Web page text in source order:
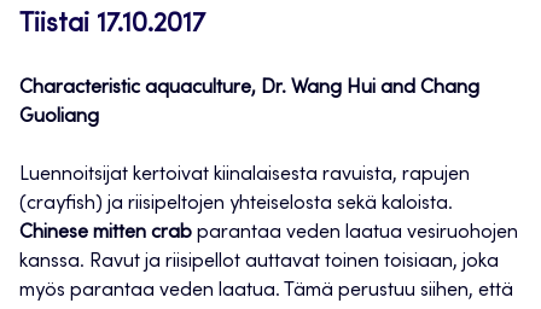
Tiistai 17.10.2017
Characteristic aquaculture, Dr. Wang Hui and Chang
Guoliang
Luennoitsijat kertoivat kiinalaisesta ravuista, rapujen
(crayfish) ja riisipeltojen yhteiselosta sekä kaloista.
Chinese mitten crab parantaa veden laatua vesiruohojen
kanssa. Ravut ja riisipellot auttavat toinen toisiaan, joka
myös parantaa veden laatua. Tämä perustuu siihen, että